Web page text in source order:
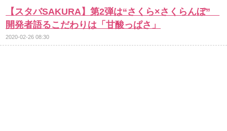
【スタバSAKURA】第2弾は“さくら×さくらんぼ”
開発者語るこだわりは「甘酸っぱさ」
2020-02-26 08:30